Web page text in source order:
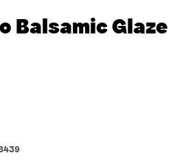
Balsamic Glaze